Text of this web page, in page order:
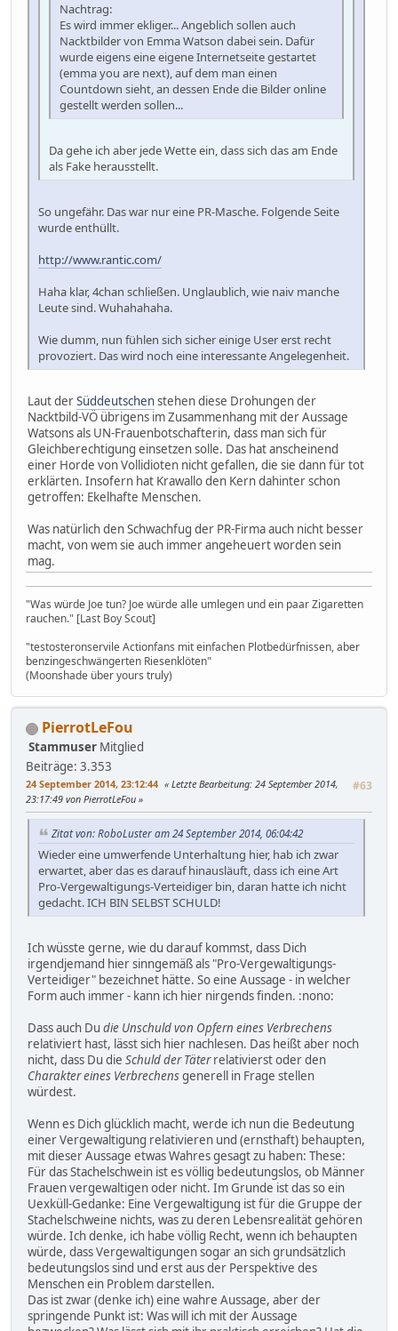
Nachtrag:
Es wird immer ekliger... Angeblich sollen auch
Nacktbilder von Emma Watson dabei sein. Dafür
wurde eigens eine eigene Internetseite gestartet
(emma you are next), auf dem man einen
Countdown sieht, an dessen Ende die Bilder online
gestellt werden sollen...
Da gehe ich aber jede Wette ein, dass sich das am Ende
als Fake herausstellt.
So ungefähr. Das war nur eine PR-Masche. Folgende Seite
wurde enthüllt.
http://www.rantic.com/
Haha klar, 4chan schließen. Unglaublich, wie naiv manche
Leute sind. Wuhahahaha.
Wie dumm, nun fühlen sich sicher einige User erst recht
provoziert. Das wird noch eine interessante Angelegenheit.
Laut derSüddeutschenstehen diese Drohungen der
Nacktbild-VÖ übrigens im Zusammenhang mit der Aussage
Watsons als UN-Frauenbotschafterin, dass man sich für
Gleichberechtigung einsetzen solle. Das hat anscheinend
einer Horde von Vollidioten nicht gefallen, die sie dann für tot
erklärten. Insofern hat Krawallo den Kern dahinter schon
getroffen: Ekelhafte Menschen.
Was natürlich den Schwachfug der PR-Firma auch nicht besser
macht, von wem sie auch immer angeheuert worden sein
mag.
"Was würde Joe tun? Joe würde alle umlegen und ein paar Zigaretten
rauchen." [Last Boy Scout]
"testosteronservile Actionfans mit einfachen Plotbedürfnissen, aber
benzingeschwängerten Riesenklöten"
(Moonshade über yours truly)
PierrotLeFou
Stammuser Mitglied
Beiträge: 3.353
24 September 2014, 23:12:44 #63
Letzte Bearbeitung: 24 September 2014,
23:17:49 von PierrotLeFou
Zitat von: RoboLuster am 24 September 2014, 06:04:42
Wieder eine umwerfende Unterhaltung hier, hab ich zwar
erwartet, aber das es darauf hinausläuft, dass ich eine Art
Pro-Vergewaltigungs-Verteidiger bin, daran hatte ich nicht
gedacht. ICH BIN SELBST SCHULD!
Ich wüsste gerne, wie du darauf kommst, dass Dich
irgendjemand hier sinngemäß als "Pro-Vergewaltigungs-
Verteidiger" bezeichnet hätte. So eine Aussage - in welcher
Form auch immer - kann ich hier nirgends finden. :nono:
Dass auch Du die Unschuld von Opfern eines Verbrechens
relativiert hast, lässt sich hier nachlesen. Das heißt aber noch
nicht, dass Du die Schuld der Täterrelativierst oder den
Charakter eines Verbrechensgenerell in Frage stellen
würdest.
Wenn es Dich glücklich macht, werde ich nun die Bedeutung
einer Vergewaltigung relativieren und (ernsthaft) behaupten,
mit dieser Aussage etwas Wahres gesagt zu haben: These:
Für das Stachelschwein ist es völlig bedeutungslos, ob Männer
Frauen vergewaltigen oder nicht. Im Grunde ist das so ein
Uexküll-Gedanke: Eine Vergewaltigung ist für die Gruppe der
Stachelschweine nichts, was zu deren Lebensrealität gehören
würde. Ich denke, ich habe völlig Recht, wenn ich behaupten
würde, dass Vergewaltigungen sogar an sich grundsätzlich
bedeutungslos sind und erst aus der Perspektive des
Menschen ein Problem darstellen.
Das ist zwar (denke ich) eine wahre Aussage, aber der
springende Punkt ist: Was will ich mit der Aussage